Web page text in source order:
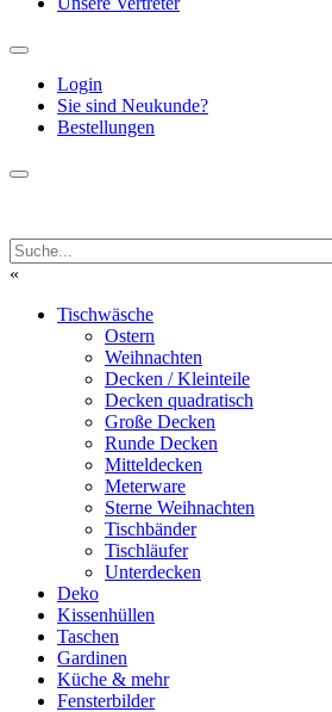
Login
Sie sind Neukunde?
Bestellungen
«
Tischwäsche
Ostern
Weihnachten
Decken / Kleinteile
Decken quadratisch
Große Decken
Runde Decken
Mitteldecken
Meterware
Sterne Weihnachten
Tischbänder
Tischläufer
Unterdecken
Deko
Kissenhüllen
Taschen
Gardinen
Küche & mehr
Fensterbilder